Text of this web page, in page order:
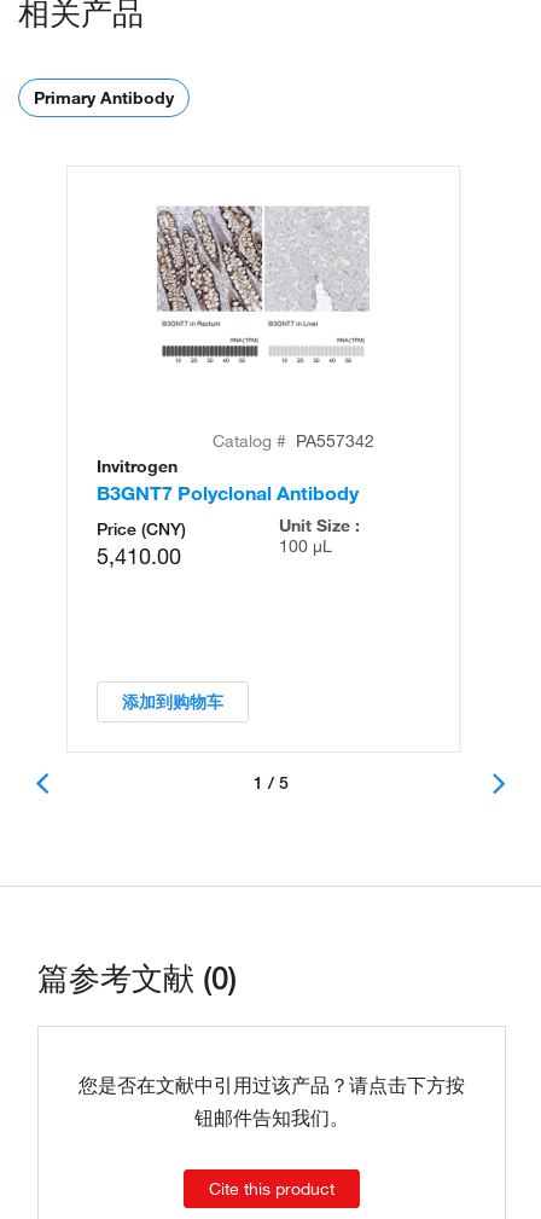
相关产品
Primary Antibody
Catalog # PA557342
Invitrogen
B3GNT7 Polyclonal Antibody
Price (CNY)
5,410.00
Unit Size :
100 µL
添加到购物车
1 / 5
篇参考文献 (0)
您是否在文献中引用过该产品？请点击下方按
钮邮件告知我们。
Cite this product